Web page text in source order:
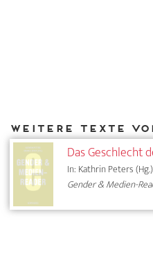
Das Geschlecht
In: Kathrin Peters
Gender & Medien-